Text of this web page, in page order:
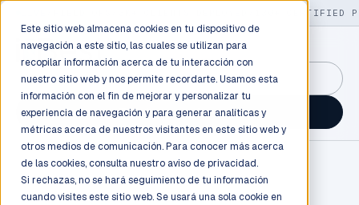
Este sitio web almacena cookies en tu dispositivo de
navegación a este sitio, las cuales se utilizan para
recopilar información acerca de tu interacción con
nuestro sitio web y nos permite recordarte. Usamos esta
información con el fin de mejorar y personalizar tu
experiencia de navegación y para generar analíticas y
métricas acerca de nuestros visitantes en este sitio web y
otros medios de comunicación. Para conocer más acerca
de las cookies, consulta nuestro aviso de privacidad.
Si rechazas, no se hará seguimiento de tu información
cuando visites este sitio web. Se usará una sola cookie en
130+ CERTIFIED
GuidancePlex →
Talk to an engineer →